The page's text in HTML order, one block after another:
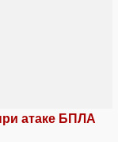
атаке БПЛА